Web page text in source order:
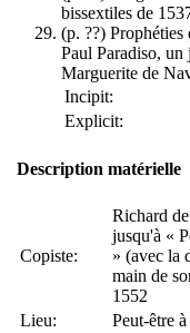
bissextiles de
(p. ??) Prophéties
Paul Paradiso,
Marguerite de
Incipit:
Explicit:
Description matérielle
Copiste:
Richard
jusqu'à «
» (avec la
main de
1552
Lieu:
Peut-être